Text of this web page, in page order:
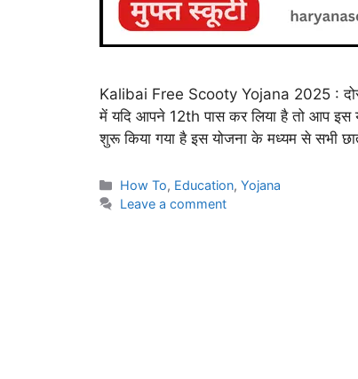
Kalibai Free Scooty Yojana 2025 :
में यदि आपने 12th पास कर लिया है तो आप इस
शुरू किया गया है इस योजना के मध्यम से सभी
Categories
How To, Education,Yojana
Leave a comment